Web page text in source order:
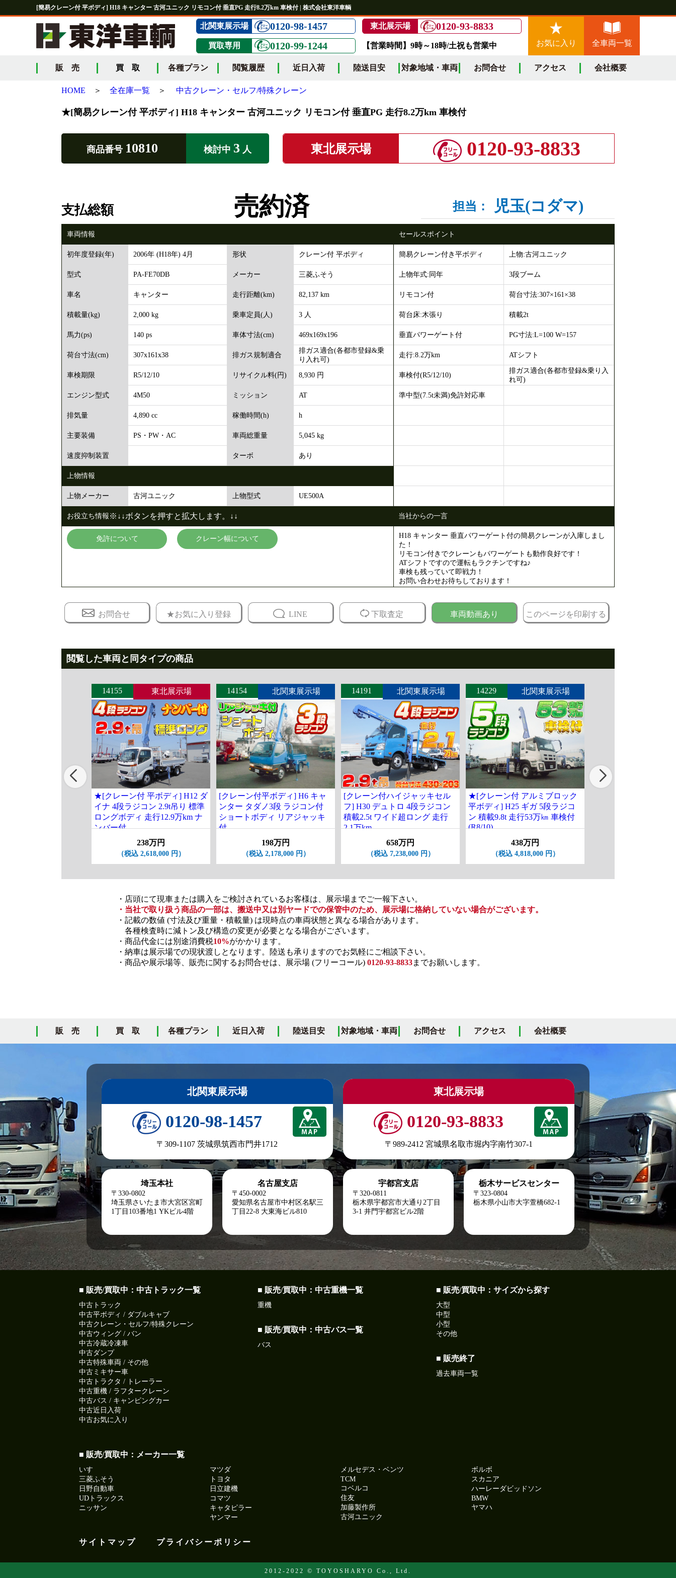
[簡易クレーン付 平ボディ] H18 キャンター 古河ユニック リモコン付 垂直PG 走行8.2万km 車検付 | 株式会社東洋車輌
北関東展示場 0120-98-1457 東北展示場 0120-93-8833
買取専用 0120-99-1244 【営業時間】9時～18時/土祝も営業中 お気に入り 全車両一覧
販 売 買 取 各種プラン 閲覧履歴 近日入荷 陸送目安 対象地域・車両 お問合せ アクセス 会社概要
HOME ＞ 全在庫一覧 ＞ 中古クレーン・セルフ/特殊クレーン
★[簡易クレーン付 平ボディ] H18 キャンター 古河ユニック リモコン付 垂直PG 走行8.2万km 車検付
商品番号 10810 検討中 3 人 東北展示場 0120-93-8833
支払総額 売約済 担当： 児玉(コダマ)
車両情報
初年度登録(年) 2006年 (H18年) 4月 形状 クレーン付 平ボディ
型式 PA-FE70DB メーカー 三菱ふそう
車名 キャンター 走行距離(km) 82,137 km
積載量(kg) 2,000 kg 乗車定員(人) 3 人
馬力(ps) 140 ps 車体寸法(cm) 469x169x196
荷台寸法(cm) 307x161x38 排ガス規制適合
排ガス適合(各都市登録&乗
り入れ可)
車検期限 R5/12/10 リサイクル料(円) 8,930 円
エンジン型式 4M50 ミッション AT
排気量 4,890 cc 稼働時間(h) h
主要装備 PS・PW・AC 車両総重量 5,045 kg
速度抑制装置 ターボ あり
上物情報
上物メーカー 古河ユニック 上物型式 UE500A
セールスポイント
簡易クレーン付き平ボディ 上物:古河ユニック
上物年式:同年 3段ブーム
リモコン付 荷台寸法:307×161×38
荷台床:木張り 積載2t
垂直パワーゲート付 PG寸法:L=100 W=157
走行:8.2万km ATシフト
車検付(R5/12/10)
排ガス適合(各都市登録&乗り入
れ可)
準中型(7.5t未満)免許対応車
お役立ち情報 ※↓↓ボタンを押すと拡大します。↓↓
免許について クレーン幅について
当社からの一言
H18 キャンター 垂直パワーゲート付の簡易クレーンが入庫しまし
た！
リモコン付きでクレーンもパワーゲートも動作良好です！
ATシフトですので運転もラクチンですね♪
車検も残っていて即戦力！
お問い合わせお待ちしております！
お問合せ ★お気に入り登録 LINE 下取査定 車両動画あり このページを印刷する
閲覧した車両と同タイプの商品
14155 東北展示場
★[クレーン付 平ボディ] H12 ダ
イナ 4段ラジコン 2.9t吊り 標準
ロングボディ 走行12.9万km ナ
ンバー付
238万円
（税込 2,618,000 円）
14154 北関東展示場
[クレーン付平ボディ] H6 キャ
ンター タダノ3段 ラジコン付
ショートボディ リアジャッキ
付
198万円
（税込 2,178,000 円）
14191 北関東展示場
[クレーン付ハイジャッキセル
フ] H30 デュトロ 4段ラジコン
積載2.5t ワイド超ロング 走行
2.1万km
658万円
（税込 7,238,000 円）
14229 北関東展示場
★[クレーン付 アルミブロック
平ボディ] H25 ギガ 5段ラジコ
ン 積載9.8t 走行53万㎞ 車検付
(R8/10)
438万円
（税込 4,818,000 円）
・店頭にて現車または購入をご検討されているお客様は、展示場までご一報下さい。
・当社で取り扱う商品の一部は、搬送中又は別ヤードでの保管中のため、展示場に格納していない場合がございます。
・記載の数値 (寸法及び重量・積載量) は現時点の車両状態と異なる場合があります。
各種検査時に減トン及び構造の変更が必要となる場合がございます。
・商品代金には別途消費税10%がかかります。
・納車は展示場での現状渡しとなります。陸送も承りますのでお気軽にご相談下さい。
・商品や展示場等、販売に関するお問合せは、展示場 (フリーコール) 0120-93-8833までお願いします。
販 売 買 取 各種プラン 近日入荷 陸送目安 対象地域・車両 お問合せ アクセス 会社概要
北関東展示場
0120-98-1457
〒309-1107 茨城県筑西市門井1712
東北展示場
0120-93-8833
〒989-2412 宮城県名取市堀内字南竹307-1
埼玉本社
〒330-0802
埼玉県さいたま市大宮区宮町
1丁目103番地1 YKビル4階
名古屋支店
〒450-0002
愛知県名古屋市中村区名駅三
丁目22-8 大東海ビル810
宇都宮支店
〒320-0811
栃木県宇都宮市大通り2丁目
3-1 井門宇都宮ビル2階
栃木サービスセンター
〒323-0804
栃木県小山市大字萱橋682-1
■ 販売/買取中：中古トラック一覧
中古トラック
中古平ボディ / ダブルキャブ
中古クレーン・セルフ/特殊クレーン
中古ウィング / バン
中古冷蔵冷凍車
中古ダンプ
中古特殊車両 / その他
中古ミキサー車
中古トラクタ / トレーラー
中古重機 / ラフタークレーン
中古バス / キャンピングカー
中古近日入荷
中古お気に入り
■ 販売/買取中：中古重機一覧
重機
■ 販売/買取中：中古バス一覧
バス
■ 販売/買取中：サイズから探す
大型
中型
小型
その他
■ 販売終了
過去車両一覧
■ 販売/買取中：メーカー一覧
いすゞ
三菱ふそう
日野自動車
UDトラックス
ニッサン
マツダ
トヨタ
日立建機
コマツ
キャタピラー
ヤンマー
メルセデス・ベンツ
TCM
コベルコ
住友
加藤製作所
古河ユニック
ボルボ
スカニア
ハーレーダビッドソン
BMW
ヤマハ
サイトマップ プライバシーポリシー
2012-2022 © TOYOSHARYO Co., Ltd.